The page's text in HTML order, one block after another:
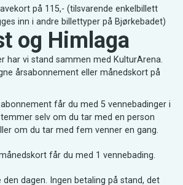
på 115,- (tilsvarende enkelbillett
inn i andre billettyper på Bjørkebadet)
og Himlaga
har vi stand sammen med KulturArena.
årsabonnement eller månedskort på
får du med 5 vennebadinger i
selv om du tar med en person
om du tar med fem venner en gang.
får du med 1 vennebading.
dagen. Ingen betaling på stand, det